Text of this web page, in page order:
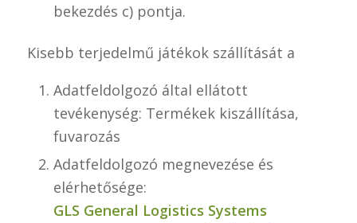
bekezdés c) pontja.
Kisebb terjedelmű játékok szállítását a
Adatfeldolgozó által ellátott
tevékenység: Termékek kiszállítása,
fuvarozás
Adatfeldolgozó megnevezése és
elérhetősége:
GLS General Logistics Systems